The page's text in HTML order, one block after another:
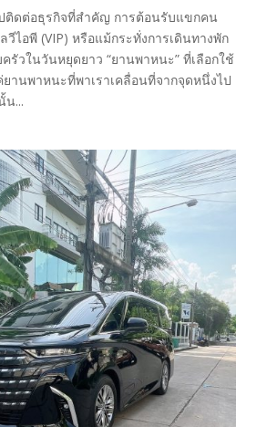
ติดต่อธุรกิจที่สำคัญ การต้อนรับแขกคน
ไอพี (VIP) หรือแม้กระทั่งการเดินทางพัก
รัวในวันหยุดยาว “ยานพาหนะ” ที่เลือกใช้
ยานพาหนะที่พาเราเคลื่อนที่จากจุดหนึ่งไป
น...